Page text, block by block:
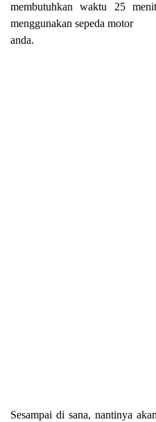
membutuhkan waktu 25
menggunakan sepeda motor
anda.
Sesampai di sana, nantinya